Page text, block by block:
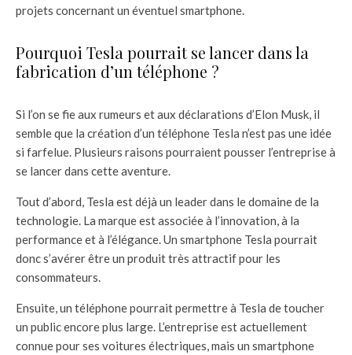
projets concernant un éventuel smartphone.
Pourquoi Tesla pourrait se lancer dans la
fabrication d’un téléphone ?
Si l’on se fie aux rumeurs et aux déclarations d’Elon Musk, il
semble que la création d’un téléphone Tesla n’est pas une idée
si farfelue. Plusieurs raisons pourraient pousser l’entreprise à
se lancer dans cette aventure.
Tout d’abord, Tesla est déjà un leader dans le domaine de la
technologie. La marque est associée à l’innovation, à la
performance et à l’élégance. Un smartphone Tesla pourrait
donc s’avérer être un produit très attractif pour les
consommateurs.
Ensuite, un téléphone pourrait permettre à Tesla de toucher
un public encore plus large. L’entreprise est actuellement
connue pour ses voitures électriques, mais un smartphone